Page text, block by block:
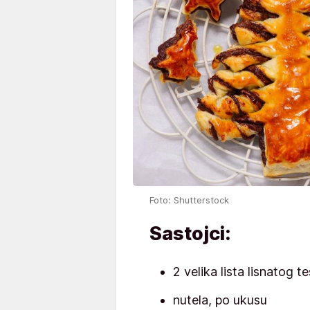
Foto: Shutterstock
Sastojci:
2 velika lista lisnatog
nutela, po ukusu